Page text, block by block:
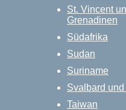
St. Vincent
Grenadinen
Südafrika
Sudan
Suriname
Svalbard
Taiwan